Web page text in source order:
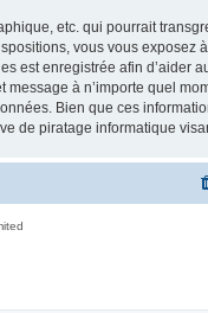
etc. qui pourrait
vous vous exposez
est enregistrée afin d’aider
à n’importe quel
Bien que ces
de piratage informatique